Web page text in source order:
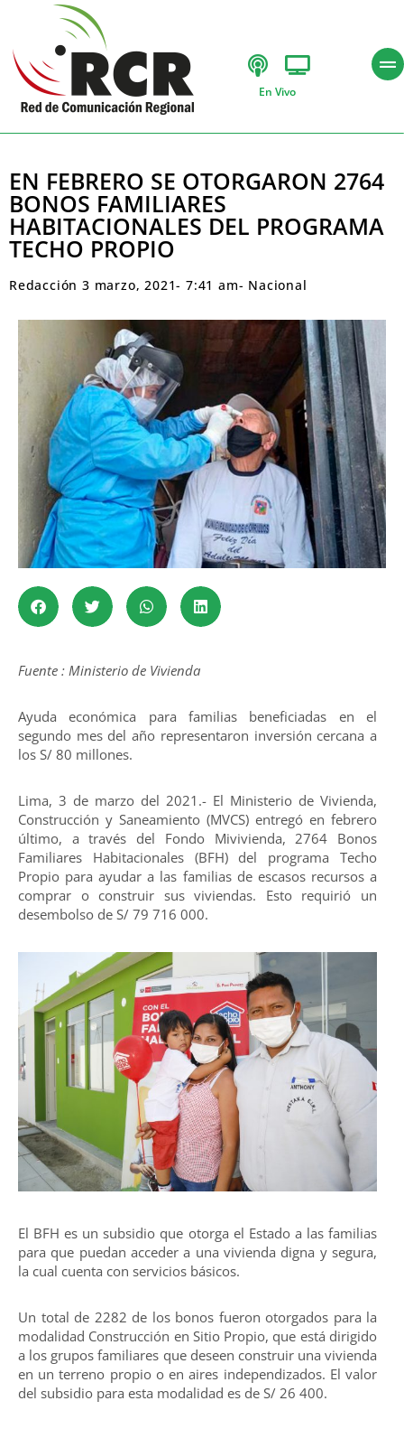
En Vivo
EN FEBRERO SE OTORGARON 2764
BONOS FAMILIARES
HABITACIONALES DEL PROGRAMA
TECHO PROPIO
Redacción 3 marzo, 2021- 7:41 am- Nacional
Fuente : Ministerio de Vivienda
Ayuda económica para familias beneficiadas en el
segundo mes del año representaron inversión cercana a
los S/ 80 millones.
Lima, 3 de marzo del 2021.- El Ministerio de Vivienda,
Construcción y Saneamiento (MVCS) entregó en febrero
último, a través del Fondo Mivivienda, 2764 Bonos
Familiares Habitacionales (BFH) del programa Techo
Propio para ayudar a las familias de escasos recursos a
comprar o construir sus viviendas. Esto requirió un
desembolso de S/ 79 716 000.
El BFH es un subsidio que otorga el Estado a las familias
para que puedan acceder a una vivienda digna y segura,
la cual cuenta con servicios básicos.
Un total de 2282 de los bonos fueron otorgados para la
modalidad Construcción en Sitio Propio, que está dirigido
a los grupos familiares que deseen construir una vivienda
en un terreno propio o en aires independizados. El valor
del subsidio para esta modalidad es de S/ 26 400.